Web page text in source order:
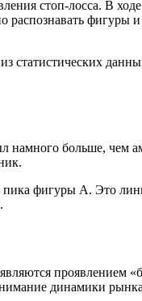
стоп-лосса. В
фигуры и
статистических
намного больше, чем
пика фигуры А. Это
проявлением
динамики